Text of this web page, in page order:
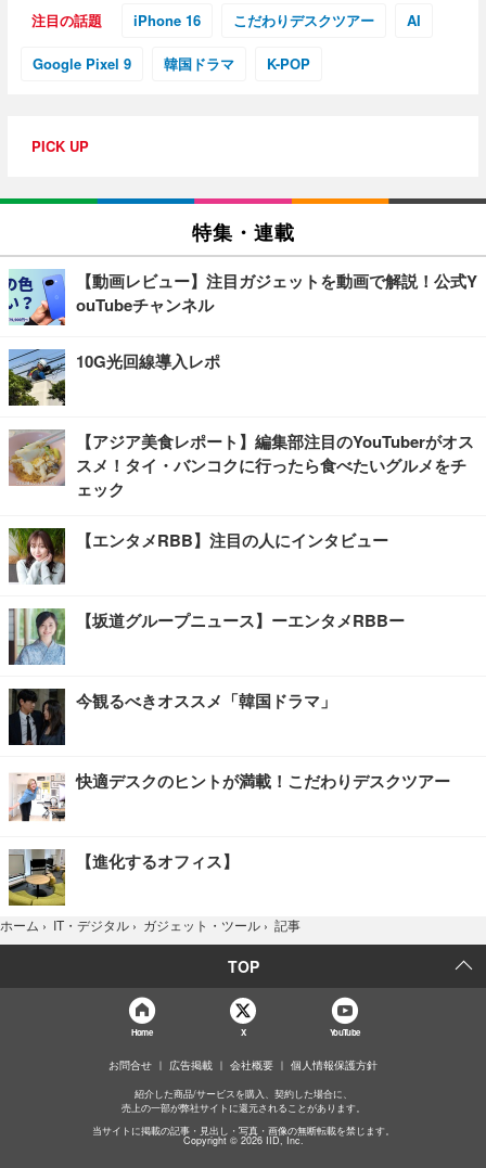
注目の話題 iPhone 16 こだわりデスクツアー AI
Google Pixel 9 韓国ドラマ K-POP
PICK UP
特集・連載
【動画レビュー】注目ガジェットを動画で解説！公式Y
ouTubeチャンネル
10G光回線導入レポ
【アジア美食レポート】編集部注目のYouTuberがオス
スメ！タイ・バンコクに行ったら食べたいグルメをチ
ェック
【エンタメRBB】注目の人にインタビュー
【坂道グループニュース】ーエンタメRBBー
今観るべきオススメ「韓国ドラマ」
快適デスクのヒントが満載！こだわりデスクツアー
【進化するオフィス】
ホーム › IT・デジタル › ガジェット・ツール › 記事
TOP
Home X YouTube
お問合せ 広告掲載 会社概要 個人情報保護方針
紹介した商品/サービスを購入、契約した場合に、
売上の一部が弊社サイトに還元されることがあります。
当サイトに掲載の記事・見出し・写真・画像の無断転載を禁じます。
Copyright © 2026 IID, Inc.